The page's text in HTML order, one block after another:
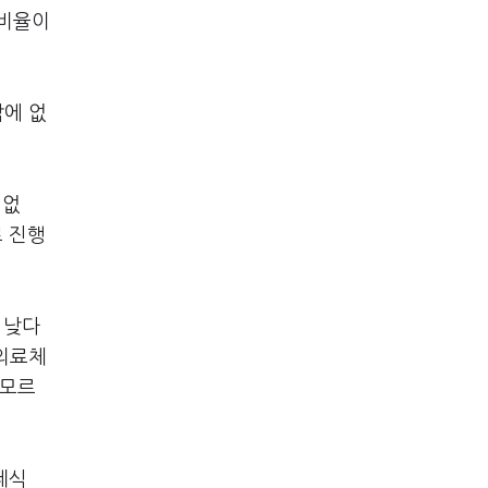
율이
없
진행
다
체
르
식